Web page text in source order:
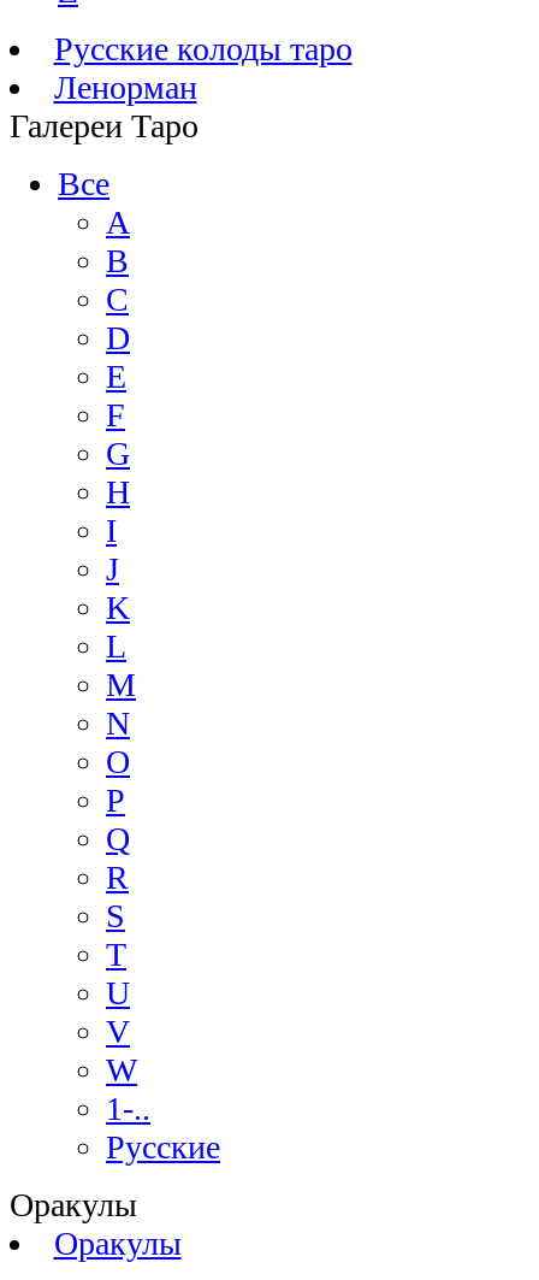
Русские колоды таро
Ленорман
Галереи Таро
Все
A
B
C
D
E
F
G
H
I
J
K
L
M
N
O
P
Q
R
S
T
U
V
W
1-..
Русские
Оракулы
Оракулы